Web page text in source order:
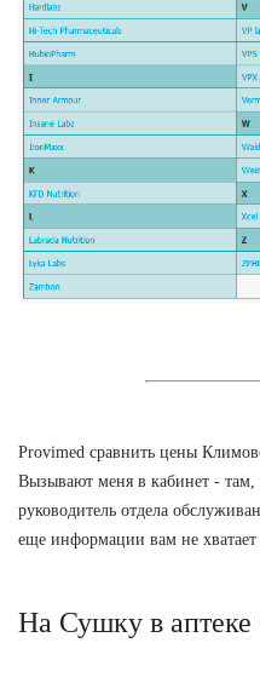
Provimed сравнить цены
Вызывают меня в кабинет -
руководитель отдела
еще информации вам не
На Сушку в